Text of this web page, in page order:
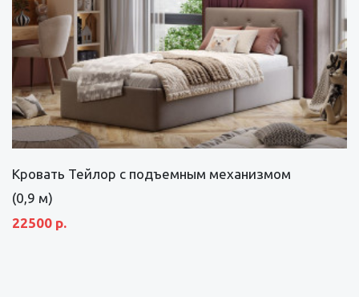
Кровать Тейлор с подъемным механизмом
(0,9 м)
22500 р.